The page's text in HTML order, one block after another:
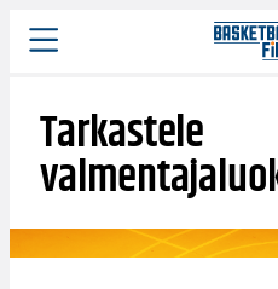
Siirry
sisältöön
Tarkastele